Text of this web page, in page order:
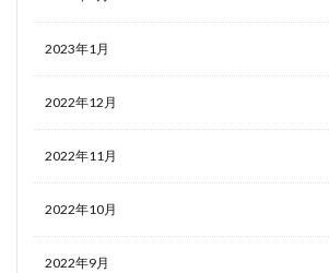
2023年1月
2022年12月
2022年11月
2022年10月
2022年9月